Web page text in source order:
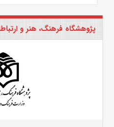
پژوهشگاه فرهنگ، هنر و